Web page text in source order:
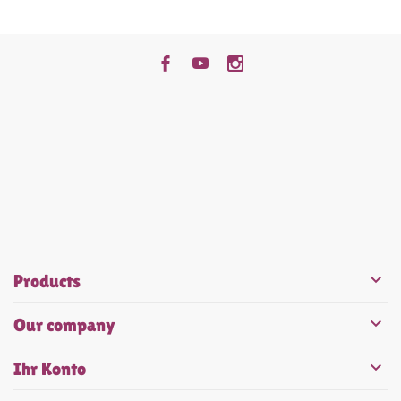
Products 
Our company 
Ihr Konto 